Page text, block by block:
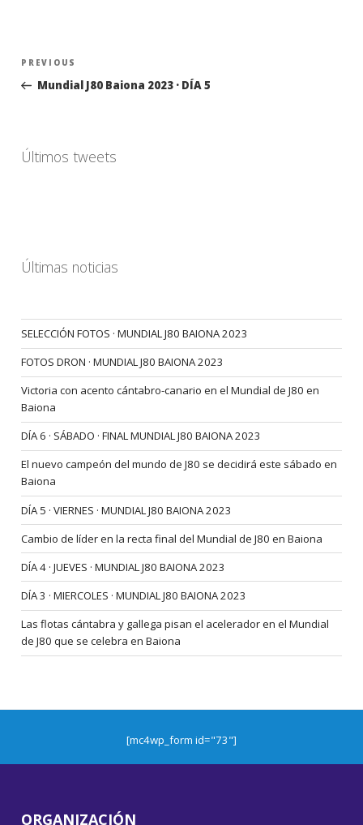
Navegación
entradas
Previous
Post
PREVIOUS
Mundial J80 Baiona 2023 · DÍA 5
Últimos tweets
Últimas noticias
SELECCIÓN FOTOS · MUNDIAL J80 BAIONA 2023
FOTOS DRON · MUNDIAL J80 BAIONA 2023
Victoria con acento cántabro-canario en el Mundial de J80 en
Baiona
DÍA 6 · SÁBADO · FINAL MUNDIAL J80 BAIONA 2023
El nuevo campeón del mundo de J80 se decidirá este sábado en
Baiona
DÍA 5 · VIERNES · MUNDIAL J80 BAIONA 2023
Cambio de líder en la recta final del Mundial de J80 en Baiona
DÍA 4 · JUEVES · MUNDIAL J80 BAIONA 2023
DÍA 3 · MIERCOLES · MUNDIAL J80 BAIONA 2023
Las flotas cántabra y gallega pisan el acelerador en el Mundial
de J80 que se celebra en Baiona
[mc4wp_form id="73"]
ORGANIZACIÓN